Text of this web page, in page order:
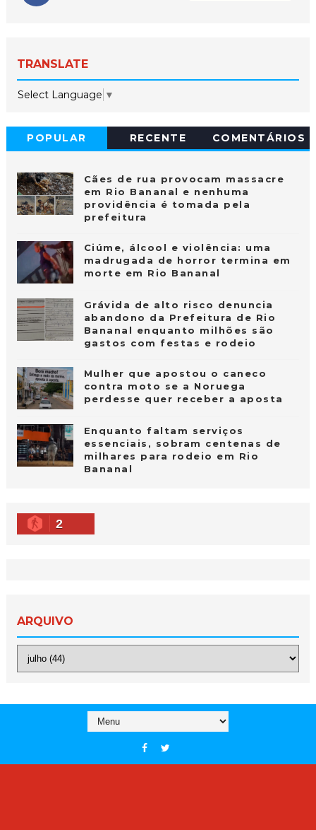
TRANSLATE
Select Language ▼
POPULAR RECENTE COMENTÁRIOS
Cães de rua provocam massacre
em Rio Bananal e nenhuma
providência é tomada pela
prefeitura
Ciúme, álcool e violência: uma
madrugada de horror termina em
morte em Rio Bananal
Grávida de alto risco denuncia
abandono da Prefeitura de Rio
Bananal enquanto milhões são
gastos com festas e rodeio
Mulher que apostou o caneco
contra moto se a Noruega
perdesse quer receber a aposta
Enquanto faltam serviços
essenciais, sobram centenas de
milhares para rodeio em Rio
Bananal
2
ARQUIVO